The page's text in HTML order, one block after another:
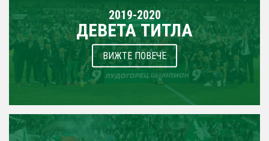
2019-2020
ДЕВЕТА ТИТЛА
ВИЖТЕ ПОВЕЧЕ